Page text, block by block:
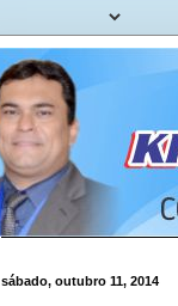
sábado, outubro 11, 2014